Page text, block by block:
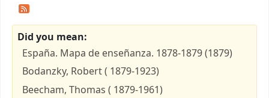
Did you mean:
España. Mapa de enseñanza. 1878-1879 (1879)
Bodanzky, Robert ( 1879-1923)
Beecham, Thomas ( 1879-1961)